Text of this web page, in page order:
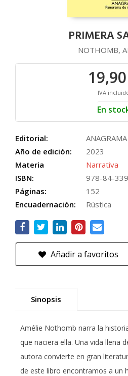
PRIMERA
NOTHOMB,
IVA
En
Editorial:
ANAGRAMA
Año de edición:
2023
Materia
Narrativa
ISBN:
978-84-
Páginas:
152
Encuadernación:
Rústica
Añadir a favoritos
Sinopsis
Amélie Nothomb narra la
que naciera ella. Una vida llena
autora convierte en gran
de este libro encontramos a un